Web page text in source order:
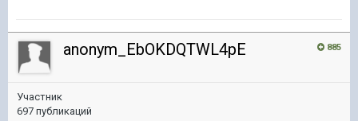
885
anonym_EbOKDQTWL4pE
Участник
697 публикаций